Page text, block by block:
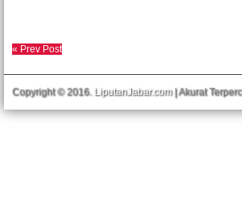
« Prev Post
Copyright © 2016. LiputanJabar.com| Akurat